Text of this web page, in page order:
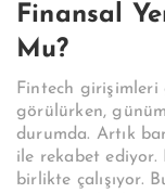
Finansal
Mu?
Fintech girişimleri
görülürken,
durumda. Artık
ile rekabet ediyor.
birlikte çalışıyor.